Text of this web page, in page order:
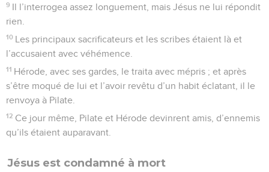
9 Il l’interrogea assez longuement, mais Jésus ne lui répondit
rien.
10 Les principaux sacrificateurs et les scribes étaient là et
l’accusaient avec véhémence.
11 Hérode, avec ses gardes, le traita avec mépris ; et après
s’être moqué de lui et l’avoir revêtu d’un habit éclatant, il le
renvoya à Pilate.
12 Ce jour même, Pilate et Hérode devinrent amis, d’ennemis
qu’ils étaient auparavant.
Jésus est condamné à mort